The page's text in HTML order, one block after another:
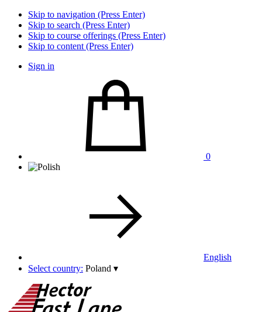
Skip to navigation (Press Enter)
Skip to search (Press Enter)
Skip to course offerings (Press Enter)
Skip to content (Press Enter)
Sign in
0
English
Select country: Poland ▾